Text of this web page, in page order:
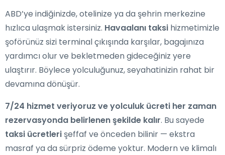
ABD’ye indiğinizde, otelinize ya da şehrin merkezine
hızlıca ulaşmak istersiniz. Havaalanı taksi hizmetimizle
şoförünüz sizi terminal çıkışında karşılar, bagajınıza
yardımcı olur ve bekletmeden gideceğiniz yere
ulaştırır. Böylece yolculuğunuz, seyahatinizin rahat bir
devamına dönüşür.
7/24 hizmet veriyoruz ve yolculuk ücreti her zaman
rezervasyonda belirlenen şekilde kalır. Bu sayede
taksi ücretleri şeffaf ve önceden bilinir — ekstra
masraf ya da sürpriz ödeme yoktur. Modern ve klimalı